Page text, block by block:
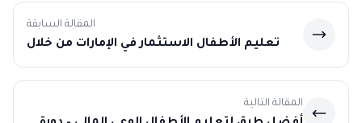
المقالة السابقة
تعليم الأطفال الاستثمار في الإمارات من خلال
المقالة التالية